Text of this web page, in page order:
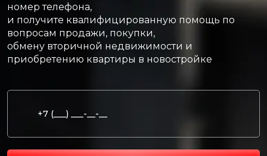
номер телефона,
и получите квалифицированную помощь по
вопросам продажи, покупки,
обмену вторичной недвижимости и
приобретению квартиры в новостройке